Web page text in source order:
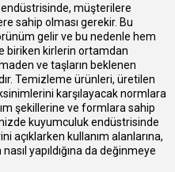
müşterilere
sahip olması gerekir. Bu
gelir ve bu nedenle hem
biriken kirlerin ortamdan
ve taşların beklenen
Temizleme ürünleri, üretilen
karşılayacak normlara
şekillerine ve formlara sahip
kuyumculuk endüstrisinde
açıklarken kullanım alanlarına,
yapıldığına da değinmeye